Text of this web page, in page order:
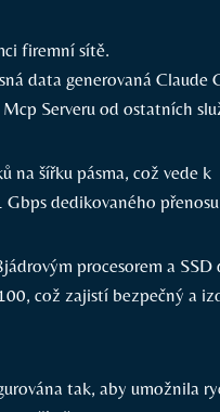
firemní sítě.
data ⁤generovaná Claude
Serveru od ostatních
na šířku⁣ pásma, což vede k
dedikovaného
procesorem⁣ a⁣ SSD
což zajistí bezpečný a
tak, aby umožnila